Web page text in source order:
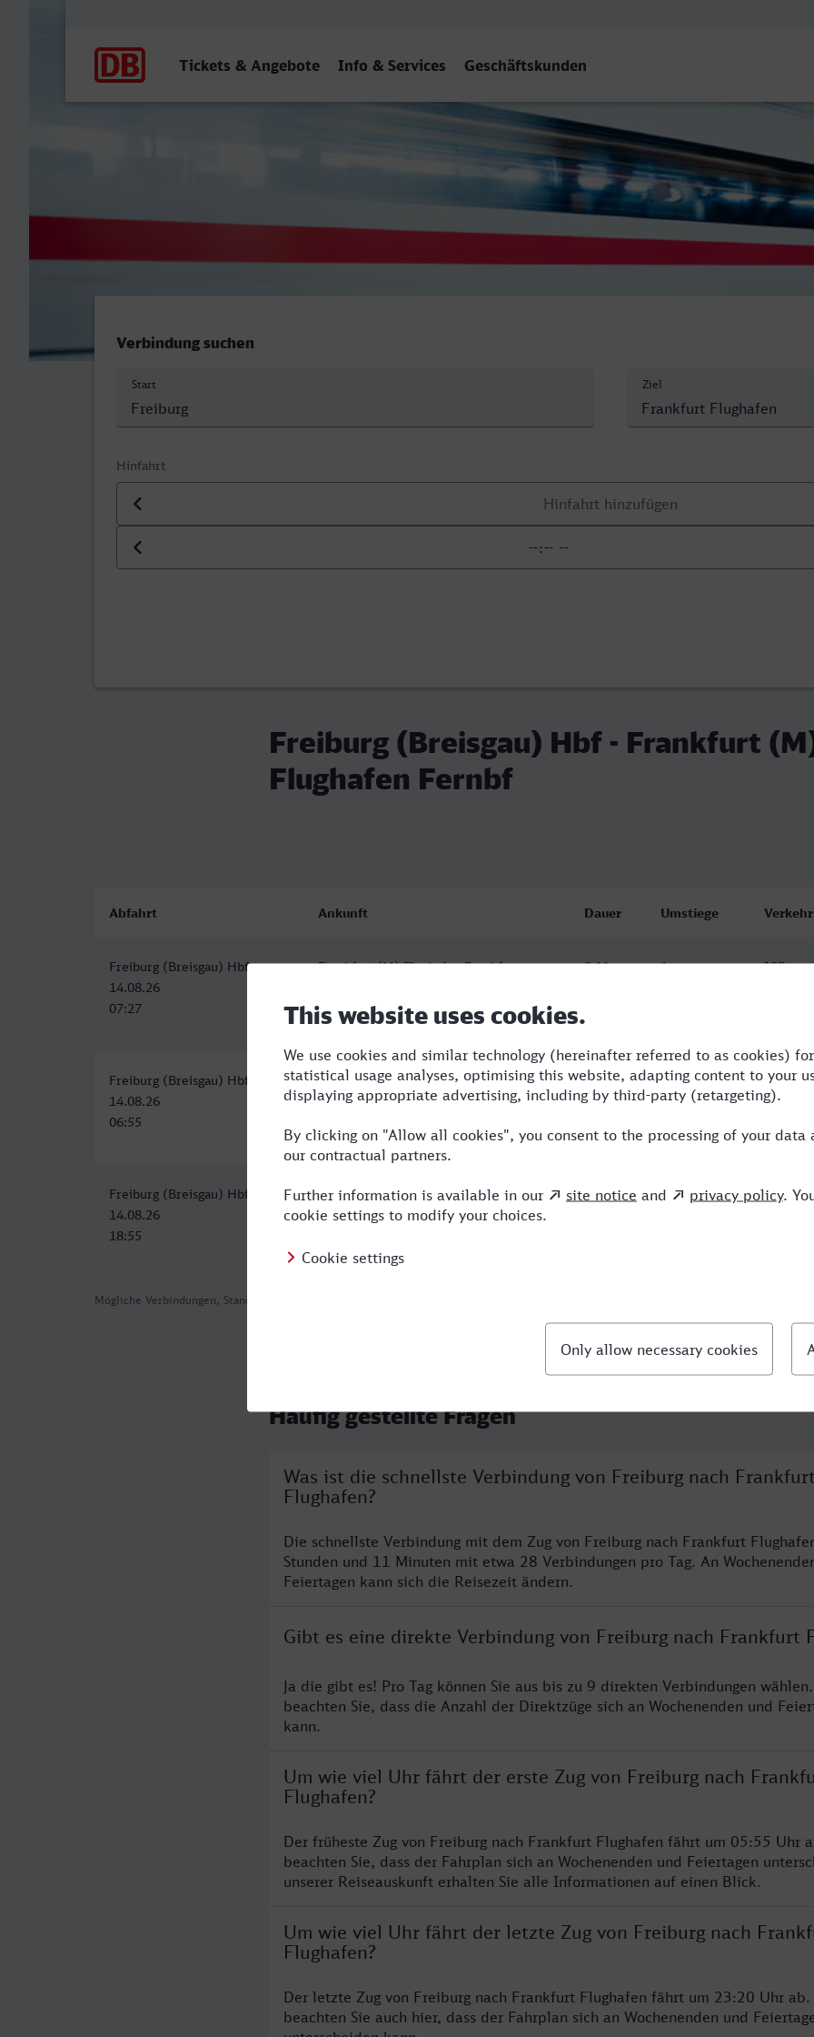
Tickets & Angebote Info & Services Geschäftskunden
Freiburg (Breisgau) Hbf - Frankfurt (M) Flughafen Fernbf
Verbindung suchen
Start Ziel
Hinfahrt
Datum der Hinfahrt
Uhrzeit der Hinfahrt
Freiburg (Breisgau) Hbf - Frankfurt
Flughafen Fernbf
Mögliche Verbindungen, Stand: 2026-07-31 01:39
Abfahrt Ankunft Dauer Umstiege
Freiburg (Breisgau) Hbf
14.08.26
07:27
Frankfurt (M) Flughafen Fernbf
09:38
2:11 1 ICE
Freiburg (Breisgau) Hbf
14.08.26
06:55
Frankfurt (M) Flughafen Fernbf
14.08.26
2:13 1 ICE
Freiburg (Breisgau) Hbf
14.08.26
18:55
Frankfurt (M) Flughafen Fernbf
14.08.26
2:13 1 ICE
Häufig gestellte Fragen
Was ist die schnellste Verbindung von Freiburg nach Frankfurt
Flughafen?
Die schnellste Verbindung mit dem Zug von Freiburg nach Frankfurt
Stunden und 11 Minuten mit etwa 28 Verbindungen pro Tag. An
Feiertagen kann sich die Reisezeit ändern.
Gibt es eine direkte Verbindung von Freiburg nach Frankfurt
Ja die gibt es! Pro Tag können Sie aus bis zu 9 direkten Verbindungen
beachten Sie, dass die Anzahl der Direktzüge sich an Wochenenden und
kann.
Um wie viel Uhr fährt der erste Zug von Freiburg nach
Flughafen?
Der früheste Zug von Freiburg nach Frankfurt Flughafen fährt um 05:55 Uhr
beachten Sie, dass der Fahrplan sich an Wochenenden und Feiertagen
unserer Reiseauskunft erhalten Sie alle Informationen auf einen Blick.
Um wie viel Uhr fährt der letzte Zug von Freiburg nach
Flughafen?
Der letzte Zug von Freiburg nach Frankfurt Flughafen fährt um 23:20 Uhr
beachten Sie auch hier, dass der Fahrplan sich an Wochenenden und